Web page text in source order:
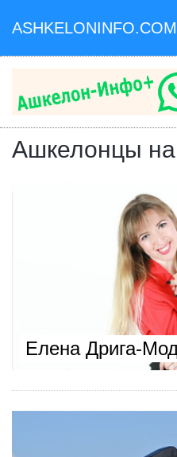
ASHKELONINFO.COM
Ашкелонцы на
Елена Дрига-